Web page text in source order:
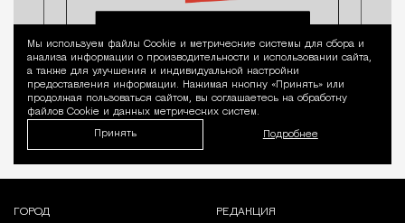
Уведомление
Мы используем файлы Сookie и метрические системы для сбора и
анализа информации о производительности и использовании сайта,
а также для улучшения и индивидуальной настройки
предоставления информации. Нажимая кнопку «Принять» или
продолжая пользоваться сайтом, вы соглашаетесь на обработку
файлов Cookie и данных метрических систем.
Принять Подробнее
ГОРОД РЕДАКЦИЯ